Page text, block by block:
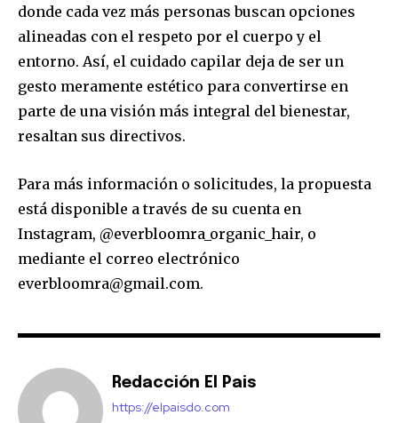
donde cada vez más personas buscan opciones
alineadas con el respeto por el cuerpo y el
entorno. Así, el cuidado capilar deja de ser un
gesto meramente estético para convertirse en
parte de una visión más integral del bienestar,
resaltan sus directivos.
Para más información o solicitudes, la propuesta
está disponible a través de su cuenta en
Instagram, @everbloomra_organic_hair, o
mediante el correo electrónico
everbloomra@gmail.com.
Redacción El Pais
https://elpaisdo.com